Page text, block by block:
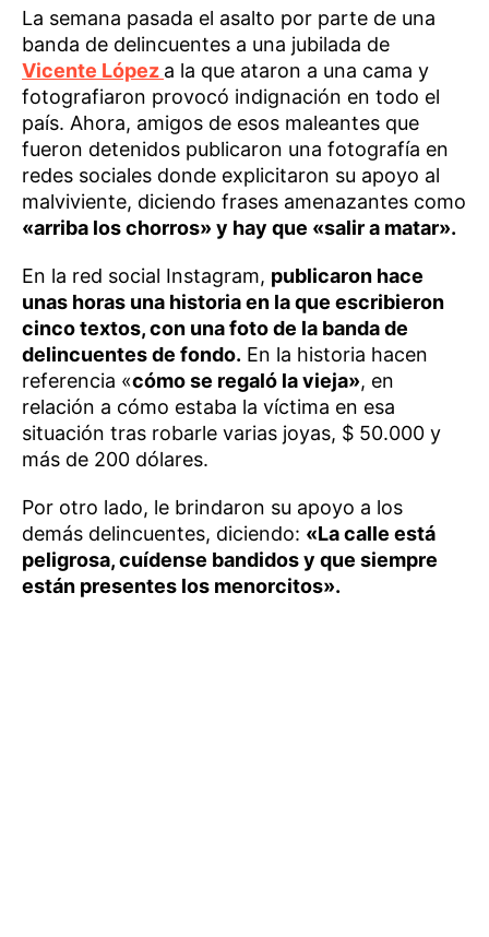
La semana pasada el asalto por parte de una
banda de delincuentes a una jubilada de
Vicente López a la que ataron a una cama y
fotografiaron provocó indignación en todo el
país. Ahora, amigos de esos maleantes que
fueron detenidos publicaron una fotografía en
redes sociales donde explicitaron su apoyo al
malviviente, diciendo frases amenazantes como
«arriba los chorros» y hay que «salir a matar».
En la red social Instagram, publicaron hace
unas horas una historia en la que escribieron
cinco textos, con una foto de la banda de
delincuentes de fondo. En la historia hacen
referencia «cómo se regaló la vieja», en
relación a cómo estaba la víctima en esa
situación tras robarle varias joyas, $ 50.000 y
más de 200 dólares.
Por otro lado, le brindaron su apoyo a los
demás delincuentes, diciendo: «La calle está
peligrosa, cuídense bandidos y que siempre
están presentes los menorcitos».